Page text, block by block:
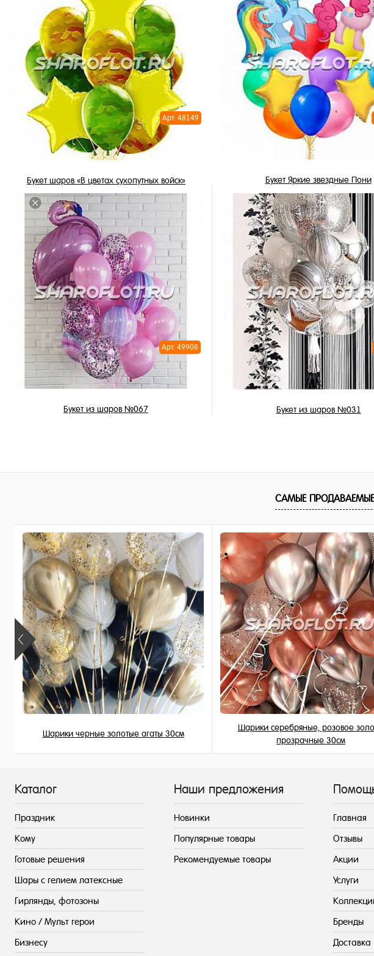
В корзину
Купить в 1 клик
В избранное
В наличии
В корзину
Купить в 1 клик
В избранное
В наличии
Арт: 48149
Букет шаров «В цветах сухопутных войск»
3 689 ₽/ шт
В корзину
Купить в 1 клик
В избранное
В наличии
Букет Яркие звездные Пони
4 056 ₽/ шт
В корзину
Купить в 1 клик
В избранное
В наличии
Арт: 49908
Букет из шаров №067
В избранное
В наличии
Букет из шаров №031
В избранное
В наличии
САМЫЕ
Шарики черные золотые агаты 30см
Шарики серебряные, розовое
прозрачные 30см
Каталог
Праздник
Кому
Готовые решения
Шары с гелием латексные
Гирлянды, фотозоны
Кино / Мульт герои
Бизнесу
Наши предложения
Новинки
Популярные товары
Рекомендуемые товары
Главная
Отзывы
Акции
Услуги
Бренды
Доставка